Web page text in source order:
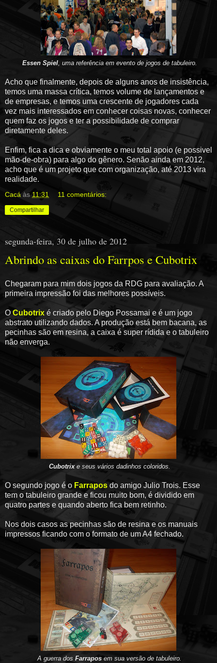
Essen Spiel, uma referência em evento de jogos de tabuleiro.
Acho que finalmente, depois de alguns anos de insistência,
temos uma massa crítica, temos volume de lançamentos e
de empresas, e temos uma crescente de jogadores cada
vez mais interessados em conhecer coisas novas, conhecer
quem faz os jogos e ter a possibilidade de comprar
diretamente deles.
Enfim, fica a dica e obviamente o meu total apoio (e possivel
mão-de-obra) para algo do gênero. Senão ainda em 2012,
acho que é um projeto que com organização, até 2013 vira
realidade.
Cacá às 11:31 11 comentários:
Compartilhar
segunda-feira, 30 de julho de 2012
Abrindo as caixas do Farrpos e Cubotrix
Chegaram para mim dois jogos da RDG para avaliação. A
primeira impressão foi das melhores possíveis.
OCubotrix é criado pelo Diego Possamai e é um jogo
abstrato utilizando dados. A produção está bem bacana, as
pecinhas são em resina, a caixa é super rídida e o tabuleiro
não enverga.
Cubotrixe seus vários dadinhos coloridos.
O segundo jogo é o Farrapos do amigo Julio Trois. Esse
tem o tabuleiro grande e ficou muito bom, é dividido em
quatro partes e quando aberto fica bem retinho.
Nos dois casos as pecinhas são de resina e os manuais
impressos ficando com o formato de um A4 fechado.
A guerra dos Farrapos em sua versão de tabuleiro.